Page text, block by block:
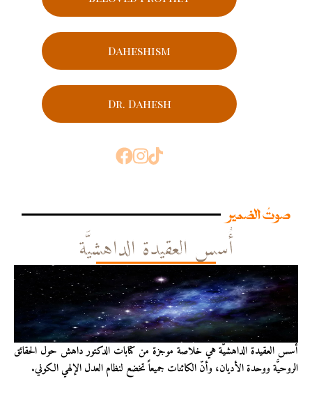
Daheshism
Dr. Dahesh
صوتُ الضمير
أُسس العقيدة الداهشيَّة
أُسس العقيدة الداهشيّة هي خلاصة موجزة من كتابات الدكتور داهش حول الحقائق
الروحيَّة ووحدة الأديان، وأنّ الكائنات جميعاً تخضع لنظام العدل الإلهي الكوني.